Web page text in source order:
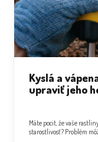
Kyslá a
upraviť jeho
Máte pocit, že vaše
starostlivosť? Problém